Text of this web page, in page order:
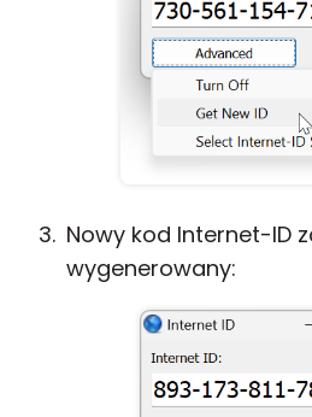
Nowy kod Internet-ID
wygenerowany: